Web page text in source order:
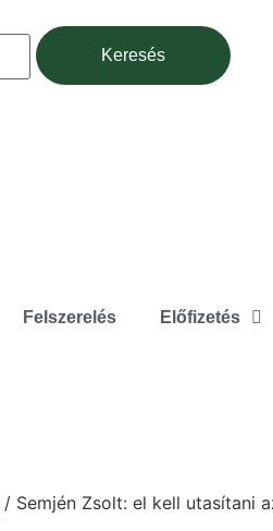
Felszerelés Előfizetés
/ Semjén Zsolt: el kell utasítani